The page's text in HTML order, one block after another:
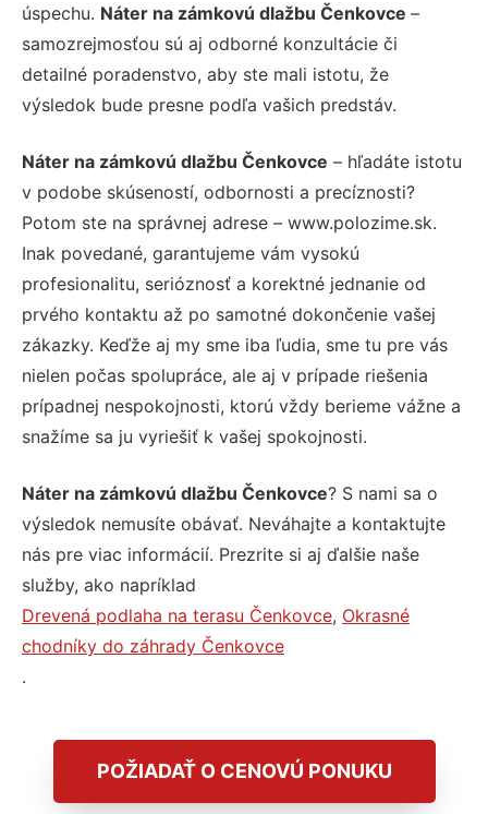
úspechu. Náter na zámkovú dlažbu Čenkovce –
samozrejmosťou sú aj odborné konzultácie či
detailné poradenstvo, aby ste mali istotu, že
výsledok bude presne podľa vašich predstáv.
Náter na zámkovú dlažbu Čenkovce – hľadáte istotu
v podobe skúseností, odbornosti a precíznosti?
Potom ste na správnej adrese – www.polozime.sk.
Inak povedané, garantujeme vám vysokú
profesionalitu, serióznosť a korektné jednanie od
prvého kontaktu až po samotné dokončenie vašej
zákazky. Keďže aj my sme iba ľudia, sme tu pre vás
nielen počas spolupráce, ale aj v prípade riešenia
prípadnej nespokojnosti, ktorú vždy berieme vážne a
snažíme sa ju vyriešiť k vašej spokojnosti.
Náter na zámkovú dlažbu Čenkovce? S nami sa o
výsledok nemusíte obávať. Neváhajte a kontaktujte
nás pre viac informácií. Prezrite si aj ďalšie naše
služby, ako napríklad
Drevená podlaha na terasu Čenkovce, Okrasné
chodníky do záhrady Čenkovce
.
POŽIADAŤ O CENOVÚ PONUKU